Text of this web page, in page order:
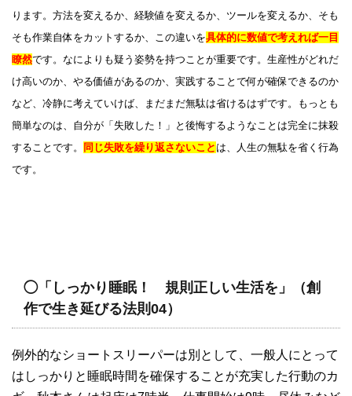
ります。方法を変えるか、経験値を変えるか、ツールを変えるか、そも
そも作業自体をカットするか、この違いを具体的に数値で考えれば一目
瞭然です。なによりも疑う姿勢を持つことが重要です。生産性がどれだ
け高いのか、やる価値があるのか、実践することで何が確保できるのか
など、冷静に考えていけば、まだまだ無駄は省けるはずです。もっとも
簡単なのは、自分が「失敗した！」と後悔するようなことは完全に抹殺
することです。 同じ失敗を繰り返さないこと は、人生の無駄を省く行為
です。
◯「しっかり睡眠！ 規則正しい生活を」（創
作で生き延びる法則04）
例外的なショートスリーパーは別として、一般人にとって
はしっかりと睡眠時間を確保することが充実した行動のカ